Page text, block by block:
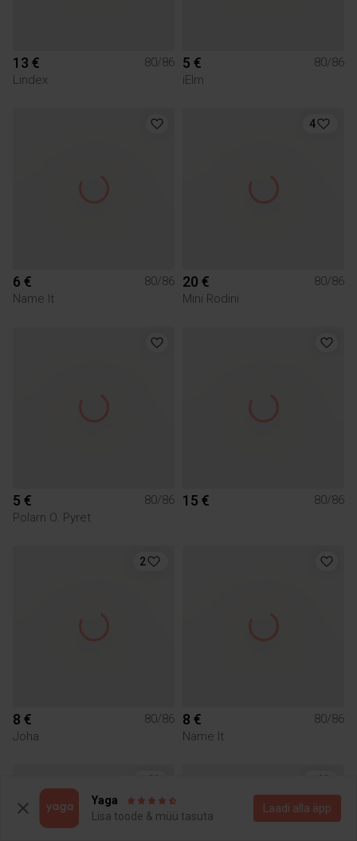
13 €
80/86
Lindex
5 €
80/86
iElm
6 €
80/86
Name It
4
20 €
80/86
Mini Rodini
5 €
80/86
Polarn O. Pyret
15 € 80/86
2
8 €
80/86
Joha
8 €
80/86
Name It
Yaga
Lisa toode & müü tasuta
Laadi alla äpp